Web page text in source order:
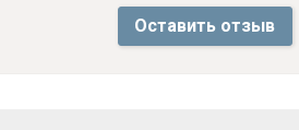
Оставить отзыв